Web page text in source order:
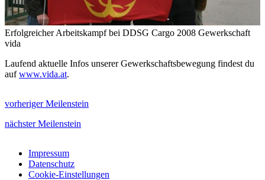
Erfolgreicher Arbeitskampf bei DDSG Cargo 2008 Gewerkschaft
vida
Laufend aktuelle Infos unserer Gewerkschaftsbewegung findest du
aufwww.vida.at.
vorheriger Meilenstein
nächster Meilenstein
Impressum
Datenschutz
Cookie-Einstellungen